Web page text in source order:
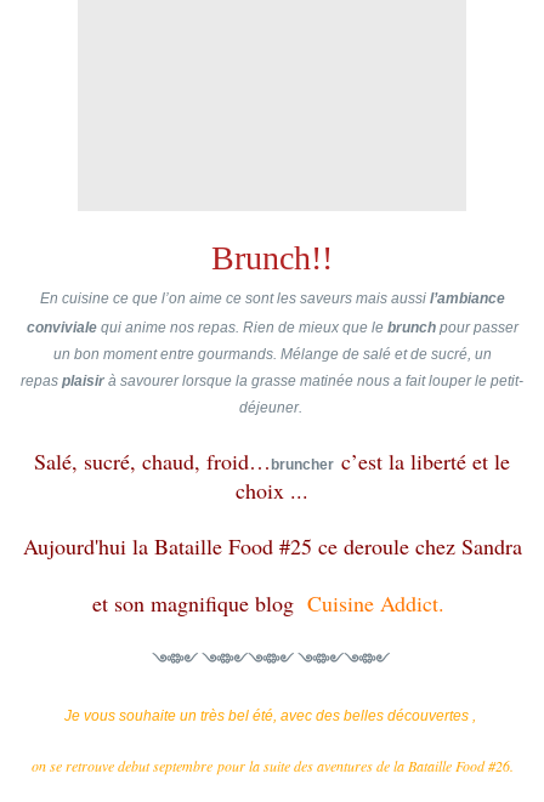
Brunch!!
En cuisine ce que l’on aime ce sont les saveurs mais aussi l’ambiance
convivialequi anime nos repas. Rien de mieux que le brunchpour passer
un bon moment entre gourmands. Mélange de salé et de sucré, un
repas plaisir à savourer lorsque la grasse matinée nous a fait louper le petit-
déjeuner.
Salé, sucré, chaud, froid… bruncher c’est la liberté et le
choix ...
Aujourd'hui la Bataille Food #25 ce deroule chez Sandra
et son magnifique blog Cuisine Addict.
༺༻ ༺༻༺༻ ༺༻༺༻
Je vous souhaite un très bel été, avec des belles découvertes ,
on se retrouve debut septembre pour la suite des aventures de la Bataille Food #26.